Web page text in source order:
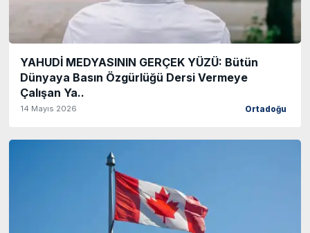
YAHUDİ MEDYASININ GERÇEK YÜZÜ: Bütün
Dünyaya Basın Özgürlüğü Dersi Vermeye
Çalışan Ya..
14 Mayıs 2026 Ortadoğu